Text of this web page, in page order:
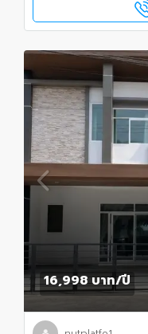
16,998 บาท/ปี